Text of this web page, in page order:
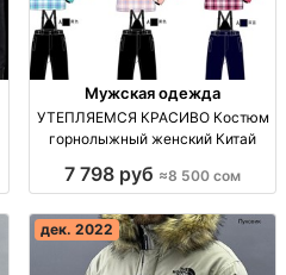
Мужская одежда
УТЕПЛЯЕМСЯ КРАСИВО Костюм
горнолыжный женский Китай
7 798 руб ≈8 500 сом
дек. 2022